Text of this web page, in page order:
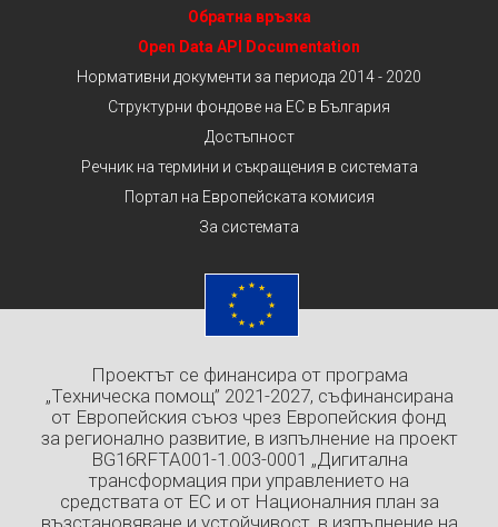
Обратна връзка
Open Data API Documentation
Нормативни документи за периода 2014 - 2020
Структурни фондове на ЕС в България
Достъпност
Речник на термини и съкращения в системата
Портал на Европейската комисия
За системата
Проектът се финансира от програма
„Техническа помощ” 2021-2027, съфинансирана
от Европейския съюз чрез Европейския фонд
за регионално развитие, в изпълнение на проект
BG16RFTA001-1.003-0001 „Дигитална
трансформация при управлението на
средствата от ЕС и от Националния план за
възстановяване и устойчивост, в изпълнение на